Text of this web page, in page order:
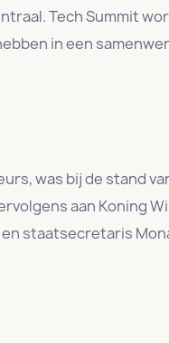
Tech Summit
in een
was bij de stand
aan Koning
staatsecretaris